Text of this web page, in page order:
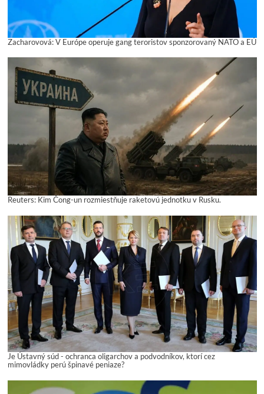
Zacharovová: V Európe operuje gang teroristov sponzorovaný NATO a EÚ
Reuters: Kim Čong-un rozmiestňuje raketovú jednotku v Rusku.
Je Ústavný súd - ochranca oligarchov a podvodníkov, ktorí cez
mimovládky perú špinavé peniaze?